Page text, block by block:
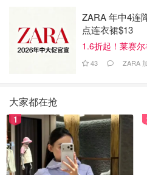
ZARA 年中4连
点连衣裙$13
1.6折起！莱赛
43 ZARA
大家都在抢
1